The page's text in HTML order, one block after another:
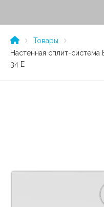
Товары
Настенная сплит-
34 E